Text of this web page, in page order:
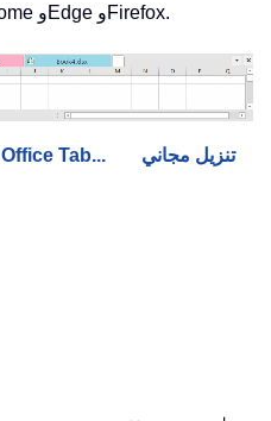
Excel)، تمامًا كما في Chrome وEdge وFirefox.
مزيد من التفاصيل حول Office Tab... تنزيل مجاني